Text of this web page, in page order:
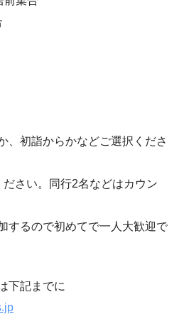
初詣からかなどご選択くださ
さい。同行2名などはカウン
るので初めてで一人大歓迎で
下記までに